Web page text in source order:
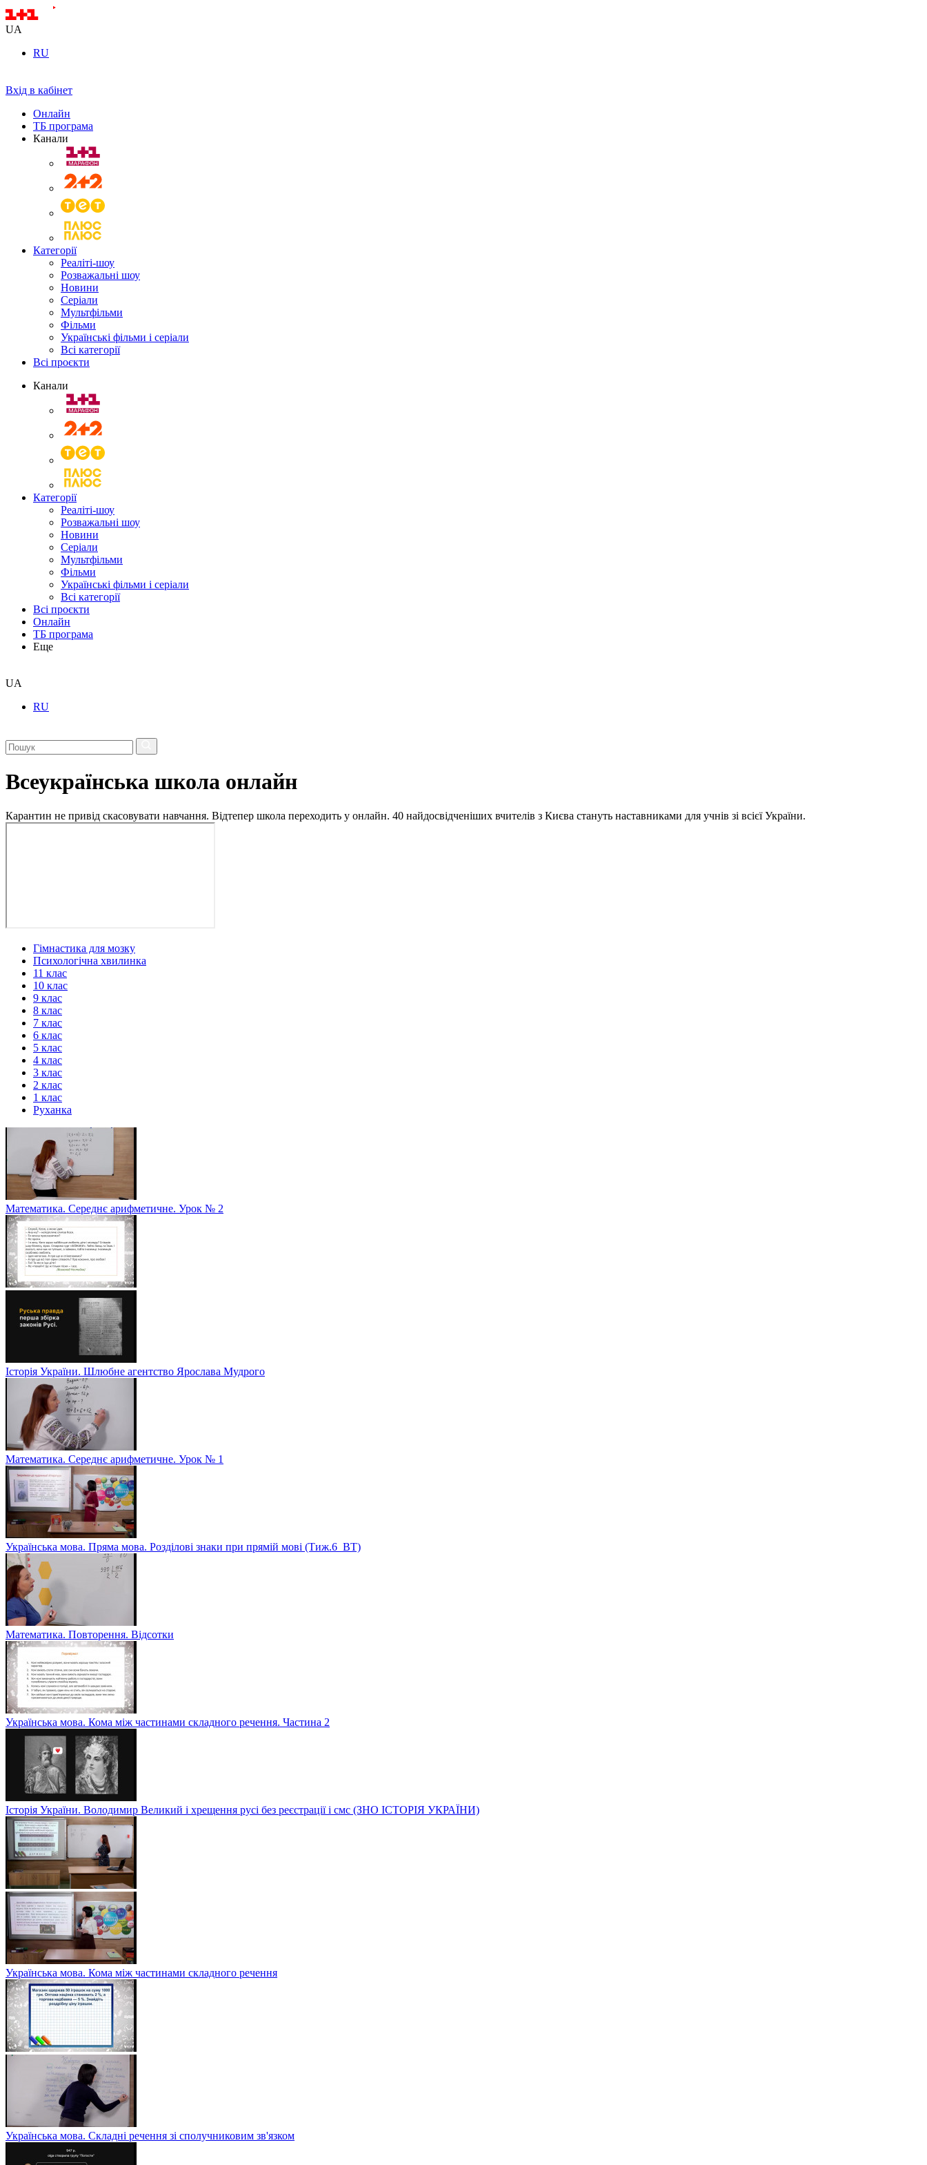
UA
RU
Вхід в кабінет
Онлайн
ТБ програма
Канали
Категорії
Реаліті-шоу
Розважальні шоу
Новини
Серіали
Мультфільми
Фільми
Українські фільми і серіали
Всі категорії
Всі проєкти
Канали
Категорії
Реаліті-шоу
Розважальні шоу
Новини
Серіали
Мультфільми
Фільми
Українські фільми і серіали
Всі категорії
Всі проєкти
Онлайн
ТБ програма
Еще
UA
RU
Всеукраїнська школа онлайн
Карантин не привід скасовувати навчання. Відтепер школа переходить у онлайн. 40 найдосвідченіших вчителів з Києва стануть наставниками для учнів зі всієї України.
Гімнастика для мозку
Психологічна хвилинка
11 клас
10 клас
9 клас
8 клас
7 клас
6 клас
5 клас
4 клас
3 клас
2 клас
1 клас
Руханка
Математика. Середнє арифметичне. Урок № 2
Історія України. Шлюбне агентство Ярослава Мудрого
Математика. Середнє арифметичне. Урок № 1
Українська мова. Пряма мова. Розділові знаки при прямій мові (Тиж.6_ВТ)
Математика. Повторення. Відсотки
Українська мова. Кома між частинами складного речення. Частина 2
Історія України. Володимир Великий і хрещення русі без реєстрації і смс (ЗНО ІСТОРІЯ УКРАЇНИ)
Українська мова. Кома між частинами складного речення
Українська мова. Складні речення зі сполучниковим зв'язком